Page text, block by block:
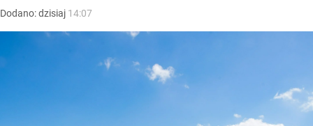
Dodano:dzisiaj 14:07